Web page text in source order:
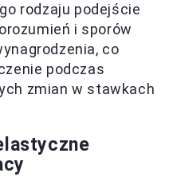
rodzaju podejście
i sporów
co
podczas
zmian w stawkach